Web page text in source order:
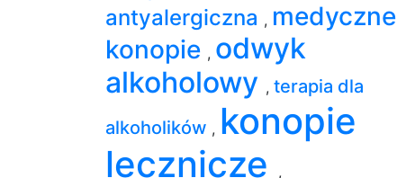
antyalergiczna , medyczne
konopie , odwyk
alkoholowy , terapia dla
alkoholików , konopie
lecznicze
,